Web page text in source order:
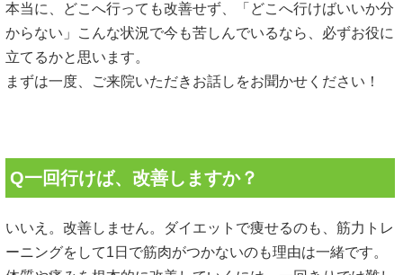
本当に、どこへ行っても改善せず、「どこへ行けばいいか分
からない」こんな状況で今も苦しんでいるなら、必ずお役に
立てるかと思います。
まずは一度、ご来院いただきお話しをお聞かせください！
Q一回行けば、改善しますか？
いいえ。改善しません。ダイエットで痩せるのも、筋力トレ
ーニングをして1日で筋肉がつかないのも理由は一緒です。